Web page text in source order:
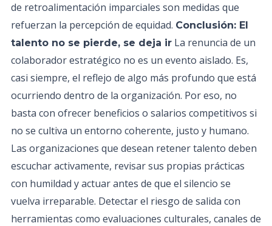
de retroalimentación imparciales son medidas que
refuerzan la percepción de equidad. Conclusión: El
talento no se pierde, se deja ir La renuncia de un
colaborador estratégico no es un evento aislado. Es,
casi siempre, el reflejo de algo más profundo que está
ocurriendo dentro de la organización. Por eso, no
basta con ofrecer beneficios o salarios competitivos si
no se cultiva un entorno coherente, justo y humano.
Las organizaciones que desean retener talento deben
escuchar activamente, revisar sus propias prácticas
con humildad y actuar antes de que el silencio se
vuelva irreparable. Detectar el riesgo de salida con
herramientas como evaluaciones culturales, canales de